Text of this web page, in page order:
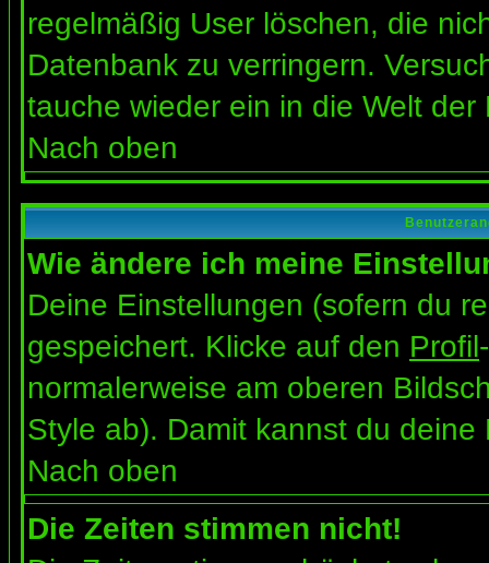
regelmäßig User löschen, die
Datenbank zu verringern.
tauche wieder ein in die Welt der
Nach oben
Wie ändere ich meine
Deine Einstellungen (sofern du
gespeichert. Klicke auf den Profil
normalerweise am oberen
Style ab). Damit kannst du
Nach oben
Die Zeiten stimmen nicht!